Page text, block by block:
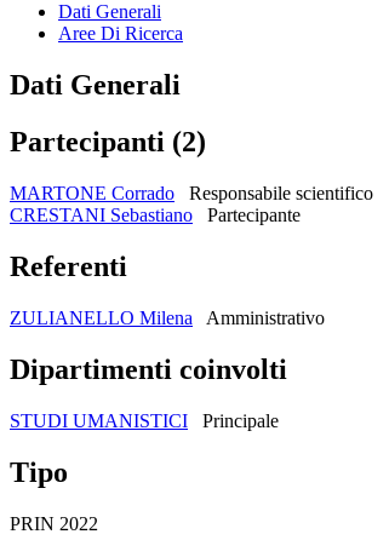
Dati Generali
Aree Di Ricerca
Dati Generali
Partecipanti (2)
MARTONE Corrado
Responsabile scientifico
CRESTANI Sebastiano
Partecipante
Referenti
ZULIANELLO Milena Amministrativo
Dipartimenti coinvolti
STUDI UMANISTICI Principale
Tipo
PRIN 2022